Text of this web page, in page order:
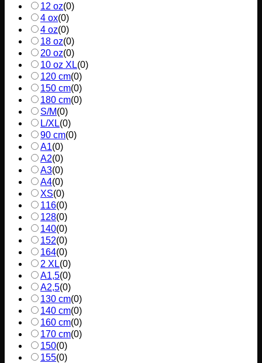
12 oz(0)
4 ox(0)
4 oz(0)
18 oz(0)
20 oz(0)
10 oz XL(0)
120 cm(0)
150 cm(0)
180 cm(0)
S/M(0)
L/XL(0)
90 cm(0)
A1(0)
A2(0)
A3(0)
A4(0)
XS(0)
116(0)
128(0)
140(0)
152(0)
164(0)
2 XL(0)
A1,5(0)
A2,5(0)
130 cm(0)
140 cm(0)
160 cm(0)
170 cm(0)
150(0)
155(0)